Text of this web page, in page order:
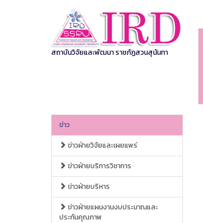
สถาบันวิจัยและพัฒนา ราชภัฏสวนสุนันทา
ข่าว
ข่าวฝ่ายวิจัยและเผยแพร่
ข่าวฝ่ายบริการวิชาการ
ข่าวฝ่ายบริหาร
ข่าวฝ่ายแผนงานงบประมาณและ
ประกันคุณภาพ